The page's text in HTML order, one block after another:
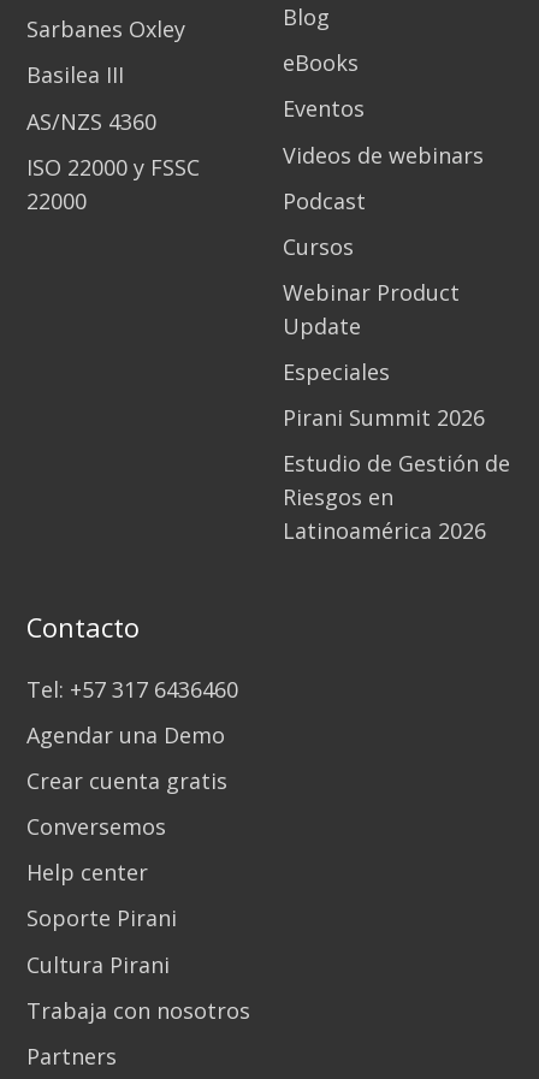
Sarbanes Oxley
Basilea III
AS/NZS 4360
ISO 22000 y FSSC
22000
Blog
eBooks
Eventos
Videos de webinars
Podcast
Cursos
Webinar Product
Update
Especiales
Pirani Summit 2026
Estudio de Gestión de
Riesgos en
Latinoamérica 2026
Contacto
Tel: +57 317 6436460
Agendar una Demo
Crear cuenta gratis
Conversemos
Help center
Soporte Pirani
Cultura Pirani
Trabaja con nosotros
Partners